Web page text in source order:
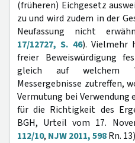
(früheren) Eichgesetz
zu und wird zudem in der
Neufassung nicht
17/12727, S. 46). Vielmehr
freier Beweiswürdigung
gleich auf welchem
Messergebnisse zutreffen,
Vermutung bei Verwendung
für die Richtigkeit des
BGH, Urteil vom 17.
112/10, NJW 2011, 598Rn.